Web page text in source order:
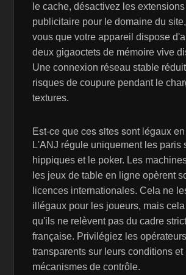
le cache, désactivez les
publicitaire pour le domaine du
vous que votre appareil dispose
deux gigaoctets de mémoire vive
Une connexion réseau stable
risques de coupure pendant le
textures.
Est-ce que ces sites sont légaux
L'ANJ régule uniquement les paris
hippiques et le poker. Les
les jeux de table en ligne opèrent
licences internationales. Cela ne
illégaux pour les joueurs, mais
qu'ils ne relèvent pas du cadre
française. Privilégiez les opérateurs
transparents sur leurs conditions et
mécanismes de contrôle.